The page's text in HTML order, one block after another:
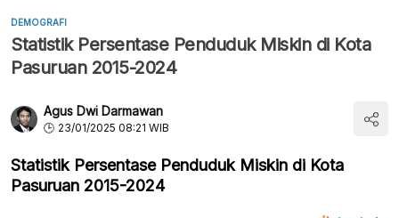
DEMOGRAFI
Statistik Persentase Penduduk Miskin di Kota
Pasuruan 2015-2024
Agus Dwi Darmawan
23/01/2025 08:21 WIB
Statistik Persentase Penduduk Miskin di Kota
Pasuruan 2015-2024